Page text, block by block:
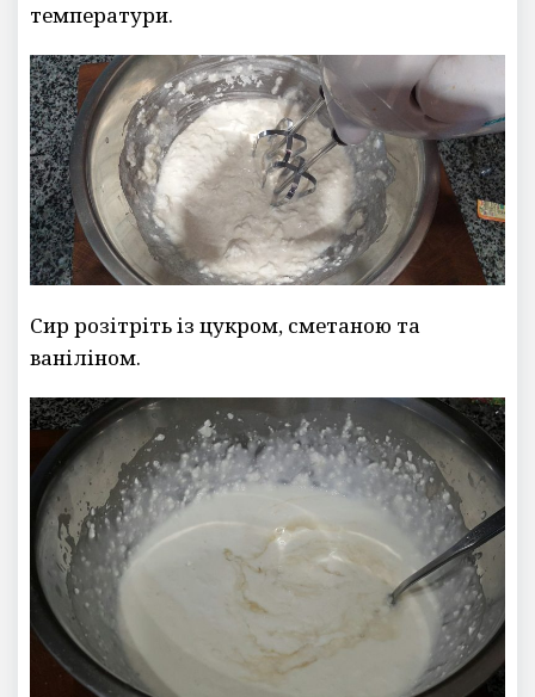
температури.
Сир розітріть із цукром, сметаною та
ваніліном.